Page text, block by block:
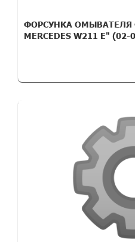
ФОРСУНКА ОМЫВАТЕЛЯ
MERCEDES W211 E" (02-